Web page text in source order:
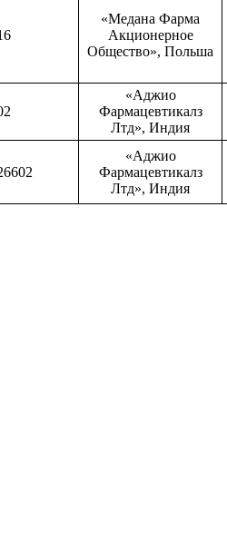
«Медана Фарма
Акционерное
Общество», Польша
«Аджио
Фармацевтикалз
Лтд», Индия
«Аджио
Фармацевтикалз
Лтд», Индия